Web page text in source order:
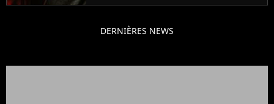
DERNIÈRES NEWS